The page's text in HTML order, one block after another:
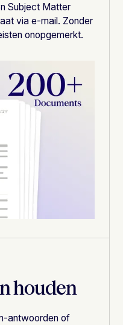
Subject Matter
via e-mail. Zonder
onopgemerkt.
houden
antwoorden of